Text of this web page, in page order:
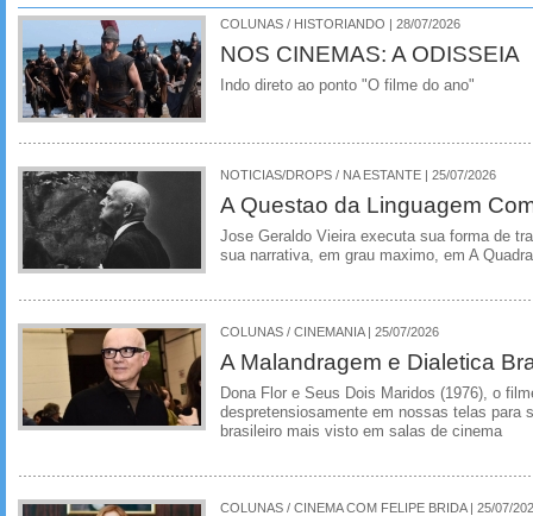
COLUNAS / HISTORIANDO | 28/07/2026
NOS CINEMAS: A ODISSEIA
Indo direto ao ponto "O filme do ano"
NOTICIAS/DROPS / NA ESTANTE | 25/07/2026
A Questao da Linguagem
Jose Geraldo Vieira executa sua forma de
sua narrativa, em grau maximo, em A
COLUNAS / CINEMANIA | 25/07/2026
A Malandragem e Dialetica
Dona Flor e Seus Dois Maridos (1976), o
despretensiosamente em nossas telas para
brasileiro mais visto em salas de cinema
COLUNAS / CINEMA COM FELIPE BRIDA | 25/07/